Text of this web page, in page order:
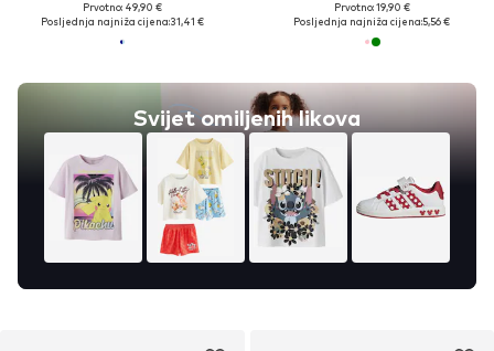
Prvotno: 49,90 €
Posljednja najniža cijena:31,41 €
Prvotno: 19,90 €
Posljednja najniža cijena:5,56 €
Svijet omiljenih likova